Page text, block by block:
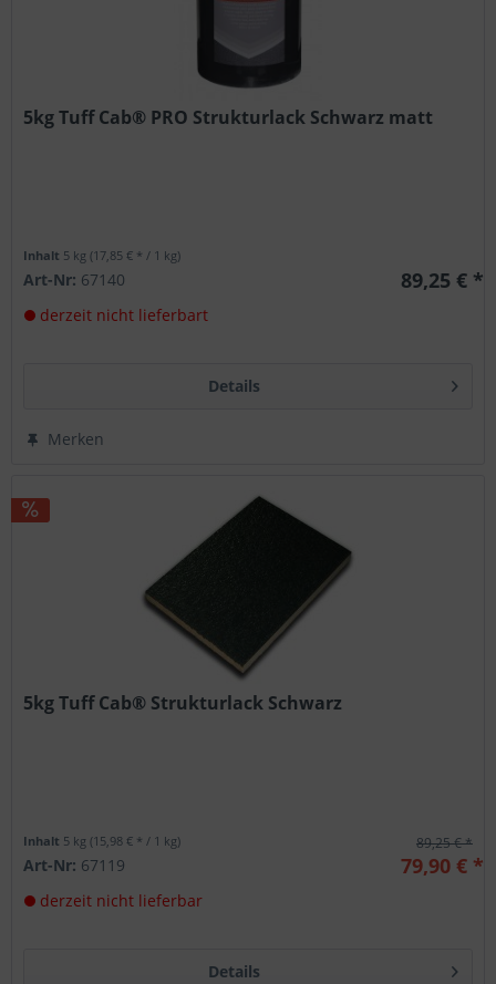
5kg Tuff Cab® PRO Strukturlack Schwarz matt
Inhalt 5 kg(17,85 € * / 1 kg)
Art-Nr: 67140 89,25 € *
derzeit nicht lieferbart
Details
Merken
5kg Tuff Cab® Strukturlack Schwarz
Inhalt 5 kg(15,98 € * / 1 kg) 89,25 € *
Art-Nr: 67119 79,90 € *
derzeit nicht lieferbar
Details